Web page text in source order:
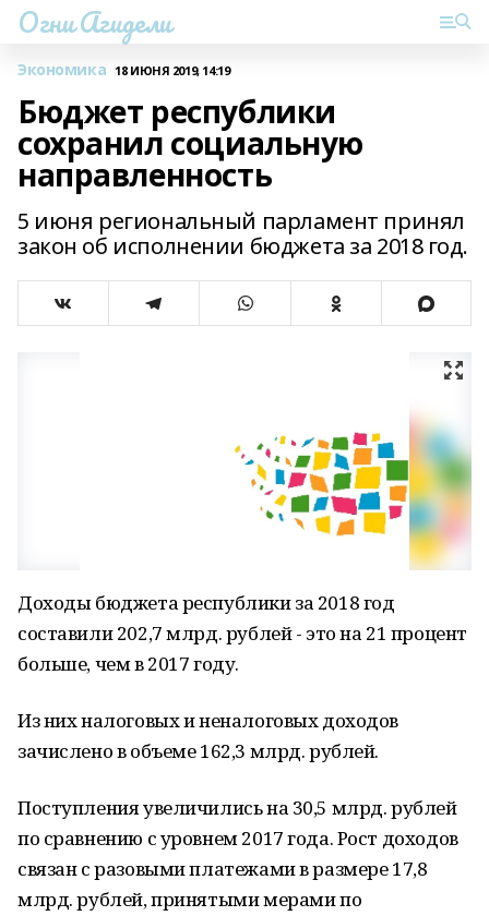
Огни Агидели
Экономика 18 ИЮНЯ 2019, 14:19
Бюджет республики
сохранил социальную
направленность
5 июня региональный парламент принял
закон об исполнении бюджета за 2018 год.
Доходы бюджета республики за 2018 год
составили 202,7 млрд. рублей - это на 21 процент
больше, чем в 2017 году.
Из них налоговых и неналоговых доходов
зачислено в объеме 162,3 млрд. рублей.
Поступления увеличились на 30,5 млрд. рублей
по сравнению с уровнем 2017 года. Рост доходов
связан с разовыми платежами в размере 17,8
млрд. рублей, принятыми мерами по